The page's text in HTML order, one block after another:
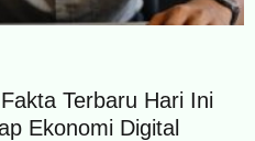
Terbaru Hari Ini
Ekonomi Digital